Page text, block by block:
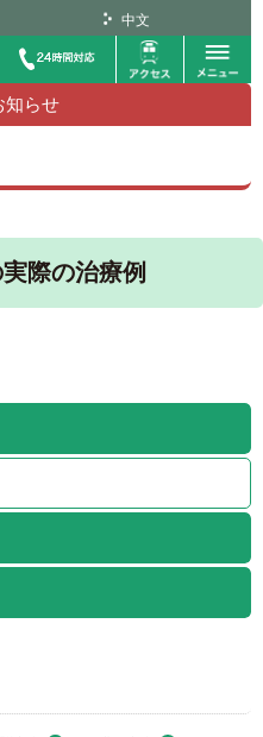
中文
知らせ
際の治療例